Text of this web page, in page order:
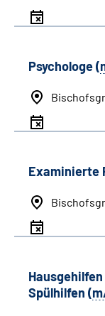
Psychologe (
Examinierte
Hausgehilfen
Spülhilfen (